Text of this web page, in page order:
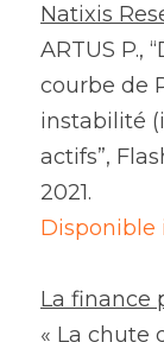
Natixis
ARTUS P.,
courbe de
instabilité
actifs”,
2021.
Disponible
La finance
« La chute